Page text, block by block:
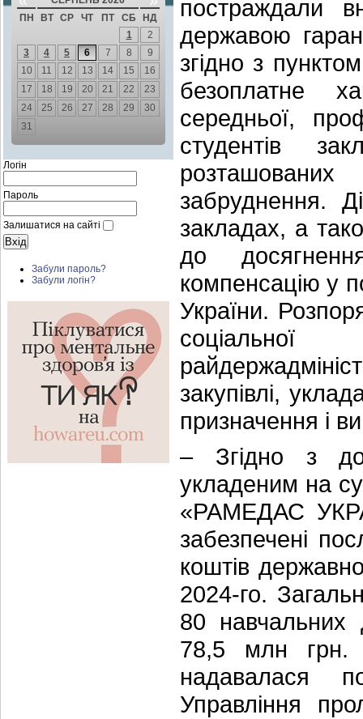
ПН ВТ СР ЧТ ПТ СБ
НД
1
2
3
4 5 6 7 8
9
10
11 12 13 14 15
16
17
18 19 20 21 22
23
24
25 26 27 28 29
30
31
Логін
Пароль
Залишатися на сайті
Забули пароль?
Забули логін?
постраждали
державою
згідно з
безоплатне
середньої,
студентів
забруднення.
закладах, а
до
компенсацію у
України.
закупівлі,
призначення і
– Згідно з
укладеним на
«РАМЕДАС
забезпечені
коштів
2024-го.
80 навчальних
78,5 млн грн.
надавалася
Управління